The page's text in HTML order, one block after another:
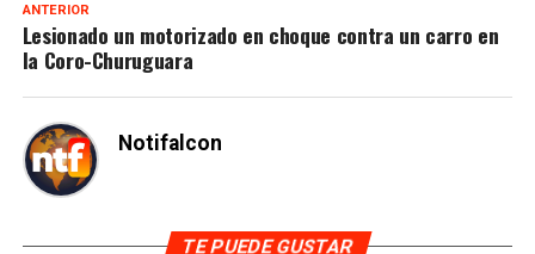
ANTERIOR
Lesionado un motorizado en choque contra un carro en
la Coro-Churuguara
Notifalcon
TE PUEDE GUSTAR